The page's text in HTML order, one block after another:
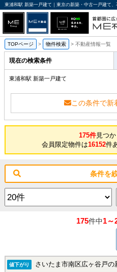
東浦和駅 新築一戸建て｜東京の新築・中古一戸建て
TOPページ > 物件検索 > 不動産情報一覧
現在の検索条件
東浦和駅 新築一戸建て
この条件で新
175件見つか
会員限定物件は16152件
条件を
175件中1～
値下がり さいたま市南区広ヶ谷戸の